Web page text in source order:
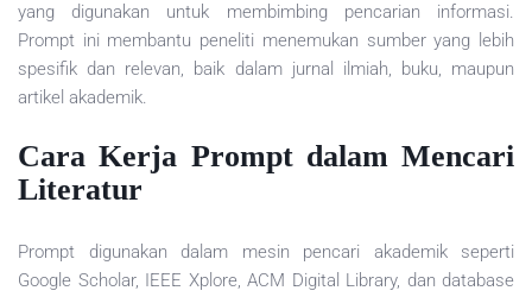
yang digunakan untuk membimbing pencarian informasi.
Prompt ini membantu peneliti menemukan sumber yang lebih
spesifik dan relevan, baik dalam jurnal ilmiah, buku, maupun
artikel akademik.
Cara Kerja Prompt dalam Mencari
Literatur
Prompt digunakan dalam mesin pencari akademik seperti
Google Scholar, IEEE Xplore, ACM Digital Library, dan database